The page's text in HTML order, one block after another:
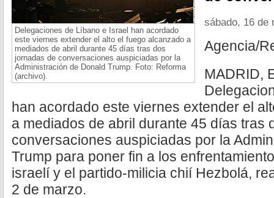
Delegaciones de Líbano e Israel han acordado
este viernes extender el alto el fuego alcanzado a
mediados de abril durante 45 días tras dos
jornadas de conversaciones auspiciadas por la
Administración de Donald Trump. Foto: Reforma
(archivo).
sábado, 16 de
Agencia/
MADRID,
han acordado este viernes extender el
a mediados de abril durante 45 días tras
conversaciones auspiciadas por la
Trump para poner fin a los
israelí y el partido-milicia chií Hezbolá,
2 de marzo.